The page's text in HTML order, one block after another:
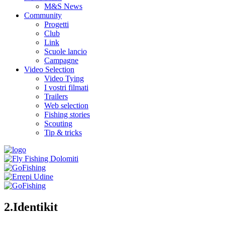
M&S News
Community
Progetti
Club
Link
Scuole lancio
Campagne
Video Selection
Video Tying
I vostri filmati
Trailers
Web selection
Fishing stories
Scouting
Tip & tricks
2.Identikit